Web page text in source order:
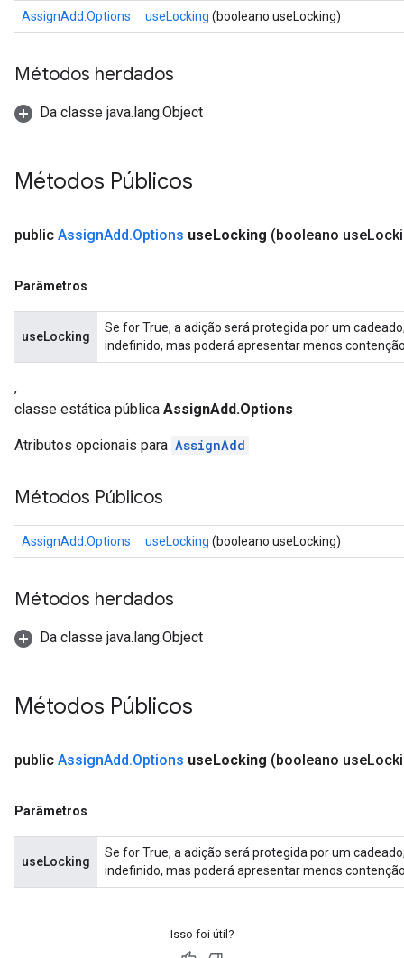
AssignAdd.Options useLocking (booleano useLocking)
Métodos herdados
Da classe java.lang.Object
Métodos Públicos
public AssignAdd.Options useLocking (booleano use
Parâmetros
useLocking
Se for True, a adição será protegida por um
indefinido, mas poderá apresentar menos
,
classe estática pública AssignAdd.Options
Atributos opcionais para AssignAdd
Métodos Públicos
AssignAdd.Options useLocking (booleano useLocking)
Métodos herdados
Da classe java.lang.Object
Métodos Públicos
public AssignAdd.Options useLocking (booleano use
Parâmetros
useLocking
Se for True, a adição será protegida por um
indefinido, mas poderá apresentar menos
Isso foi útil?